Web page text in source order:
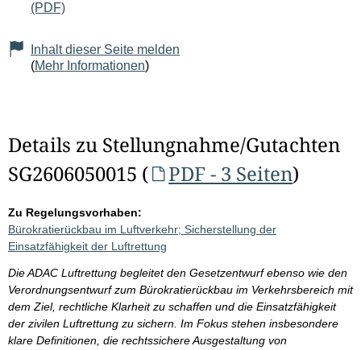
(PDF)
Inhalt dieser Seite melden
(Mehr Informationen)
Details zu Stellungnahme/Gutachten
SG2606050015 (
PDF - 3 Seiten)
Zu Regelungsvorhaben:
Bürokratierückbau im Luftverkehr; Sicherstellung der
Einsatzfähigkeit der Luftrettung
Die ADAC Luftrettung begleitet den Gesetzentwurf ebenso wie den
Verordnungsentwurf zum Bürokratierückbau im Verkehrsbereich mit
dem Ziel, rechtliche Klarheit zu schaffen und die Einsatzfähigkeit
der zivilen Luftrettung zu sichern. Im Fokus stehen insbesondere
klare Definitionen, die rechtssichere Ausgestaltung von